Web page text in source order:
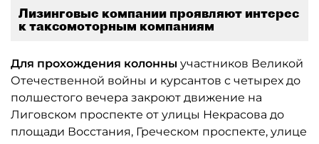
Лизинговые компании проявляют интерес
к таксомоторным компаниям
Для прохождения колонны участников Великой
Отечественной войны и курсантов с четырех до
полшестого вечера закроют движение на
Лиговском проспекте от улицы Некрасова до
площади Восстания, Греческом проспекте, улице